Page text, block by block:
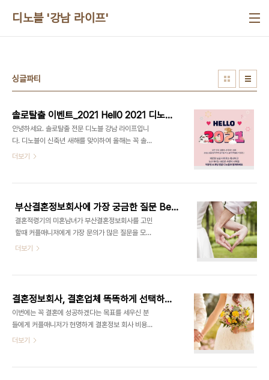
디노블 '강남 라이프'
싱글파티
솔로탈출 이벤트_2021 Hell0 2021 디노블 소식
안녕하세요. 솔로탈출 전문 디노블 강남 라이프입니
다. 디노블이 신축년 새해를 맞이하여 올해는 꼭 솔로
탈출을 하고자 하는 분들을 위한 특별한 이벤트를 준
청산하고 두근거리는 새로운 사랑의 시작을 직장인
소개팅 전문 디노블과 함께하시길 바랍니다. 디노블
의 결혼 전문가들이 심혈을 기울여 만든 '1년 안에 결
혼 가능 테스트'를 통해 올해 안에 결혼할 수 있는지
확인해보고 이상형도 추천받을 수 있는 솔로탈출을
을 통하여 신세계 백화점 상품권, CGV 영화 예매권,
더보기
부산결혼정보회사에 가장 궁금한 질문 Best 3
결혼적령기의 미혼남녀가 부산결혼정보회사를 고민
할때 커플매니저에게 가장 문의가 많은 질문을 모아
속 시원하게 답변을 해드리려고 합니다! 과연 어떤 부
중 하나인 본인의 등급을 알고 싶다, 등급 기준에 대
해서 많이 문의를 하십니다. 하지만 대부분의 결정사
들이 마찬가지로 회원분의 조건을 가지고 등급을 분
류하진 않습니다. 나이, 결혼 경력, 이상형에 다라 가
입 프로그램이 다를 뿐이기에 부담스러워하지 말고
다. 가입비는 얼마인가요? 가입비 또한 일정한 동일
더보기
결혼정보회사, 결혼업체 똑똑하게 선택하는 방법!
이번에는 꼭 결혼에 성공하겠다는 목표를 세우신 분
들에게 커플매니저가 현명하게 결혼정보 회사 비용
등의 선택 기준을 공유하려고 합니다. 평생 함께 할
더보기